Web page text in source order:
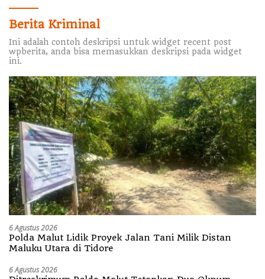
Berita Kriminal
Ini adalah contoh deskripsi untuk widget recent post
wpberita, anda bisa memasukkan deskripsi pada widget
ini.
6 Agustus 2026
Polda Malut Lidik Proyek Jalan Tani Milik Distan
Maluku Utara di Tidore
6 Agustus 2026